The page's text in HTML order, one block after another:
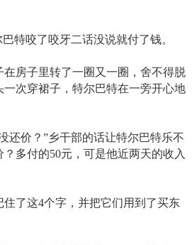
特咬了咬牙二话没说就付了钱。
房子里转了一圈又一圈，舍不得脱
次穿裙子，特尔巴特在一旁开心地
还价？”乡干部的话让特尔巴特乐不
多付的50元，可是他近两天的收入
了这4个字，并把它们用到了买东